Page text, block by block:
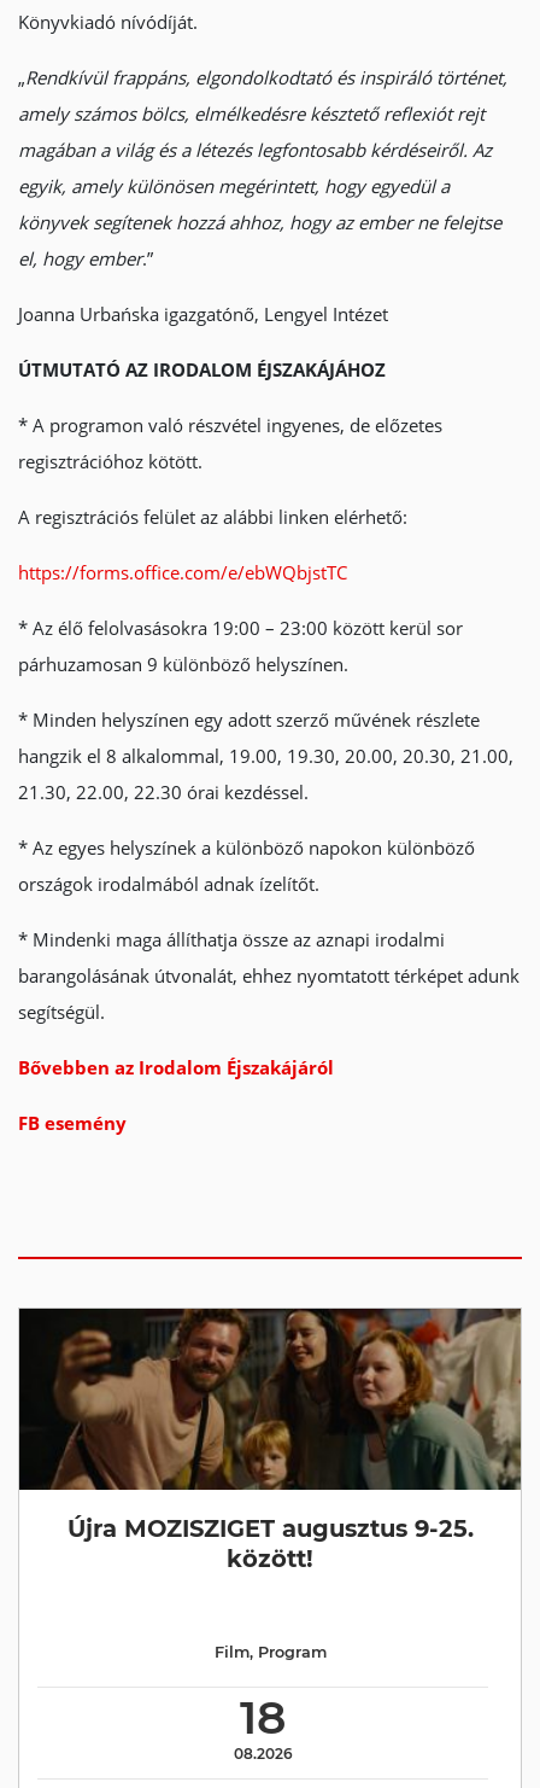
Könyvkiadó nívódíját.
„Rendkívül frappáns, elgondolkodtató és inspiráló történet,
amely számos bölcs, elmélkedésre késztető reflexiót rejt
magában a világ és a létezés legfontosabb kérdéseiről. Az
egyik, amely különösen megérintett, hogy egyedül a
könyvek segítenek hozzá ahhoz, hogy az ember ne felejtse
el, hogy ember.”
Joanna Urbańska igazgatónő, Lengyel Intézet
ÚTMUTATÓ AZ IRODALOM ÉJSZAKÁJÁHOZ
* A programon való részvétel ingyenes, de előzetes
regisztrációhoz kötött.
A regisztrációs felület az alábbi linken elérhető:
https://forms.office.com/e/ebWQbjstTC
* Az élő felolvasásokra 19:00 – 23:00 között kerül sor
párhuzamosan 9 különböző helyszínen.
* Minden helyszínen egy adott szerző művének részlete
hangzik el 8 alkalommal, 19.00, 19.30, 20.00, 20.30, 21.00,
21.30, 22.00, 22.30 órai kezdéssel.
* Az egyes helyszínek a különböző napokon különböző
országok irodalmából adnak ízelítőt.
* Mindenki maga állíthatja össze az aznapi irodalmi
barangolásának útvonalát, ehhez nyomtatott térképet adunk
segítségül.
Bővebben az Irodalom Éjszakájáról
FB esemény
Újra MOZISZIGET augusztus 9-25.
között!
18
08.2026
Film, Program